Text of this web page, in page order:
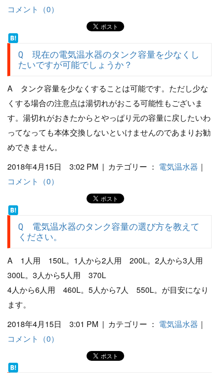
コメント（0）
Q 現在の電気温水器のタンク容量を少なくし
たいですが可能でしょうか？
A タンク容量を少なくすることは可能です。ただし少な
くする場合の注意点は湯切れがおこる可能性もございま
す。湯切れがおきたからとやっぱり元の容量に戻したいわ
ってなっても本体交換しないといけませんのであまりお勧
めできません。
2018年4月15日 3:02 PM | カテゴリー ： 電気温水器 ｜
コメント（0）
Q 電気温水器のタンク容量の選び方を教えて
ください。
A 1人用 150L。1人から2人用 200L。2人から3人用
300L。3人から5人用 370L
4人から6人用 460L。5人から7人 550L。が目安になり
ます。
2018年4月15日 3:01 PM | カテゴリー ： 電気温水器 ｜
コメント（0）